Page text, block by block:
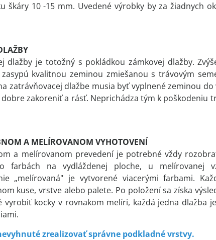
škáry 10 -15 mm. Uvedené výrobky by za žiadnych
dlažby je totožný s pokládkou zámkovej dlažby.
kvalitnou zeminou zmiešanou s trávovým
zatrávňovacej dlažbe musia byť vyplnené zeminou
zakoreniť a rásť. Neprichádza tým k poškodeniu
A MELÍROVANOM VYHOTOVENÍ
a melírovanom prevedení je potrebné vždy
farbách na vydláždenej ploche, u melírovanej
„melírovaná" je vytvorené viacerými farbami.
kuse, vrstve alebo palete. Po položení sa získa
kocky v rovnakom melíri, každá jedna dlažba
zrealizovať správne podkladné vrstvy.